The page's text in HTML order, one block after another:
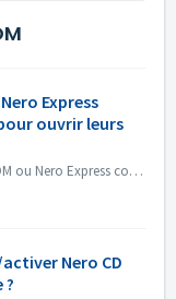
Express
ouvrir leurs
Si vous souhaitez utiliser Nero Burning ROM ou Nero Express comme application par défaut pour ouvrir les fichiers de projet Nero Burning ROM ou les projets ...
Nero CD
?